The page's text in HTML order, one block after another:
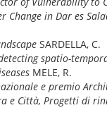
Change in Dar es
SARDELLA, C.
spatio-
MELE, R.
e premio
e Città, Progetti di